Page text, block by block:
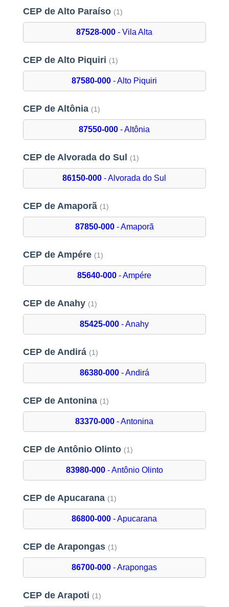
CEP de Alto Paraíso (1)
87528-000 - Vila Alta
CEP de Alto Piquiri (1)
87580-000 - Alto Piquiri
CEP de Altônia (1)
87550-000 - Altônia
CEP de Alvorada do Sul (1)
86150-000 - Alvorada do Sul
CEP de Amaporã (1)
87850-000- Amaporã
CEP de Ampére (1)
85640-000 - Ampére
CEP de Anahy (1)
85425-000 - Anahy
CEP de Andirá (1)
86380-000- Andirá
CEP de Antonina (1)
83370-000 - Antonina
CEP de Antônio Olinto (1)
83980-000- Antônio Olinto
CEP de Apucarana (1)
86800-000 - Apucarana
CEP de Arapongas (1)
86700-000 - Arapongas
CEP de Arapoti (1)